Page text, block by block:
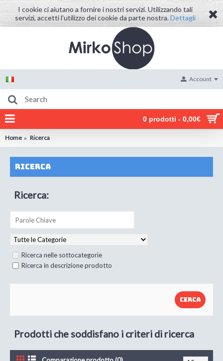
I cookie ci aiutano a fornire i nostri servizi. Utilizzando tali
servizi, accetti l'utilizzo dei cookie da parte nostra.Dettagli
0 prodotti - 0,00€
Account
Home Ricerca
Ricerca
Ricerca:
Ricerca nelle sottocategorie
Ricerca in descrizione prodotto
Prodotti che soddisfano i criteri di ricerca